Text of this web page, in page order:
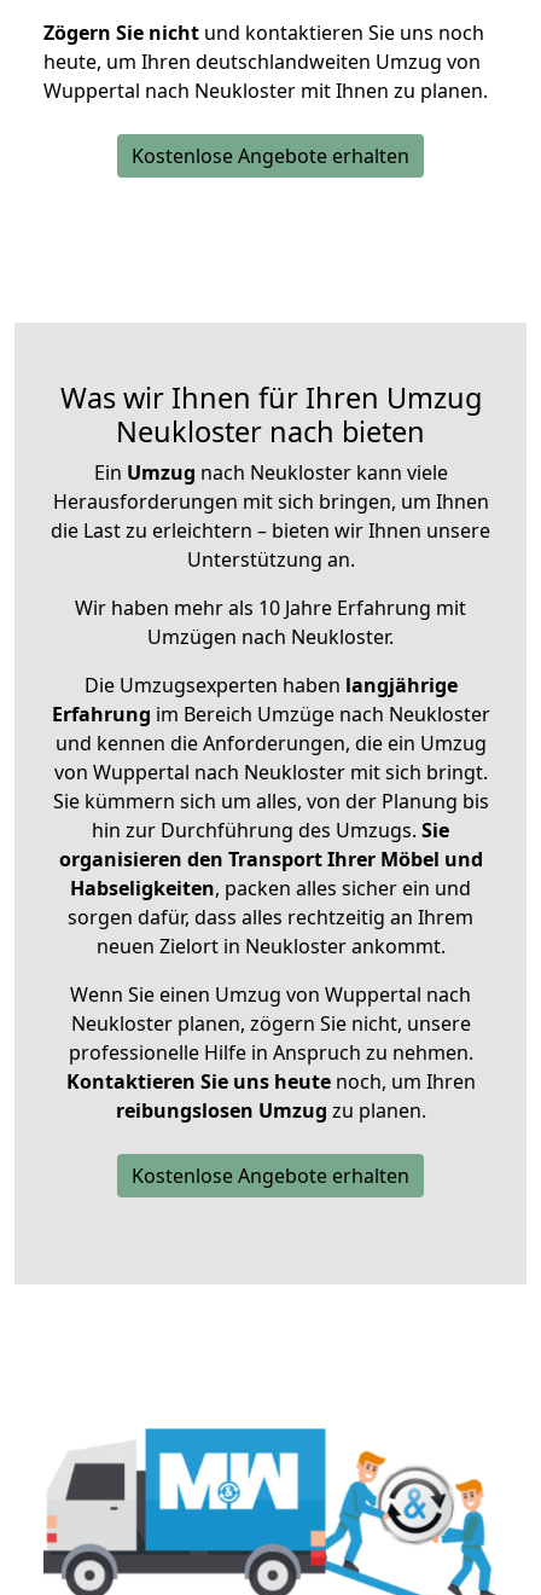
Zögern Sie nicht und kontaktieren Sie uns noch
heute, um Ihren deutschlandweiten Umzug von
Wuppertal nach Neukloster mit Ihnen zu planen.
Kostenlose Angebote erhalten
Was wir Ihnen für Ihren Umzug
Neukloster nach bieten
Ein Umzug nach Neukloster kann viele
Herausforderungen mit sich bringen, um Ihnen
die Last zu erleichtern – bieten wir Ihnen unsere
Unterstützung an.
Wir haben mehr als 10 Jahre Erfahrung mit
Umzügen nach Neukloster.
Die Umzugsexperten haben langjährige
Erfahrung im Bereich Umzüge nach Neukloster
und kennen die Anforderungen, die ein Umzug
von Wuppertal nach Neukloster mit sich bringt.
Sie kümmern sich um alles, von der Planung bis
hin zur Durchführung des Umzugs. Sie
organisieren den Transport Ihrer Möbel und
Habseligkeiten, packen alles sicher ein und
sorgen dafür, dass alles rechtzeitig an Ihrem
neuen Zielort in Neukloster ankommt.
Wenn Sie einen Umzug von Wuppertal nach
Neukloster planen, zögern Sie nicht, unsere
professionelle Hilfe in Anspruch zu nehmen.
Kontaktieren Sie uns heutenoch, um Ihren
reibungslosen Umzug zu planen.
Kostenlose Angebote erhalten